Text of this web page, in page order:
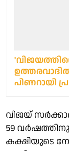
പിണറായി
വിജയ്
59
കക്ഷിയുടെ